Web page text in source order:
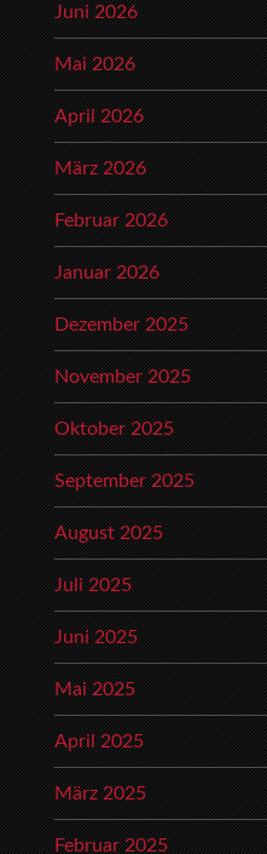
Juni 2026
Mai 2026
April 2026
März 2026
Februar 2026
Januar 2026
Dezember 2025
November 2025
Oktober 2025
September 2025
August 2025
Juli 2025
Juni 2025
Mai 2025
April 2025
März 2025
Februar 2025